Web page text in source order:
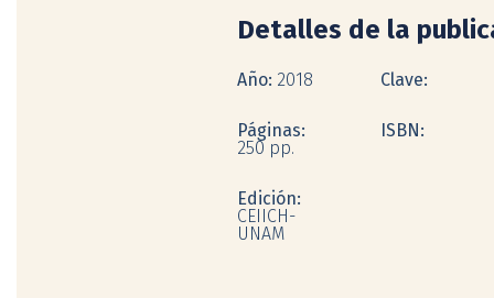
Detalles de la
Año: 2018
Páginas:
250 pp.
Edición:
CEIICH-
UNAM
Clave:
ISBN: